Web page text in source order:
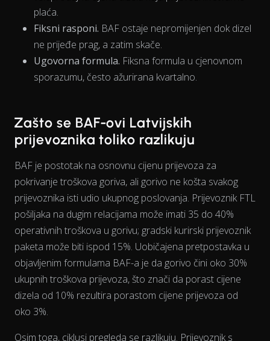
The chart has 1 X axis displaying Time. Data ranges from
plaća.
Fiksni rasponi. BAF ostaje nepromijenjen dok dizel
ne prijeđe prag, a zatim skače.
Ugovorna formula. Fiksna formula u cjenovnom
sporazumu, često ažurirana kvartalno.
Zašto se BAF-ovi Latvijskih
prijevoznika toliko razlikuju
BAF je postotak na osnovnu cijenu prijevoza za
pokrivanje troškova goriva, ali gorivo ne košta svakog
prijevoznika isti udio ukupnog poslovanja. Prijevoznik FTL
pošiljaka na dugim relacijama može imati 35 do 40%
operativnih troškova u gorivu; gradski kurirski prijevoznik
paketa može biti ispod 15%. Uobičajena pretpostavka u
objavljenim formulama BAF-a je da gorivo čini oko 30%
ukupnih troškova prijevoza, što znači da porast cijene
dizela od 10% rezultira porastom cijene prijevoza od
oko 3%.
Osim toga, ciklusi pregleda se razlikuju. Prijevoznik s